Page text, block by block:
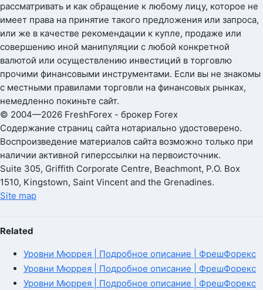
рассматривать и как обращение к любому лицу, которое не
имеет права на принятие такого предложения или запроса,
или же в качестве рекомендации к купле, продаже или
совершению иной манипуляции с любой конкретной
валютой или осуществлению инвестиций в торговлю
прочими финансовыми инструментами. Если вы не знакомы
с местными правилами торговли на финансовых рынках,
немедленно покиньте сайт.
© 2004—2026 FreshForex - брокер Forex
Содержание страниц сайта нотариально удостоверено.
Воспроизведение материалов сайта возможно только при
наличии активной гиперссылки на первоисточник.
Suite 305, Griffith Corporate Centre, Beachmont, P.O. Box
1510, Kingstown, Saint Vincent and the Grenadines.
Site map
Related
Уровни Мюррея | Подробное описание | ФрешФорекс
Уровни Мюррея | Подробное описание | ФрешФорекс
Уровни Мюррея | Подробное описание | ФрешФорекс